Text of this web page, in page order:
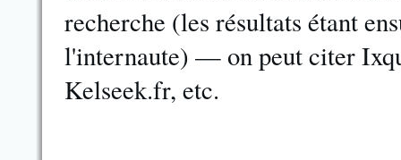
recherche (les résultats étant
l'internaute) — on peut citer
Kelseek.fr, etc.